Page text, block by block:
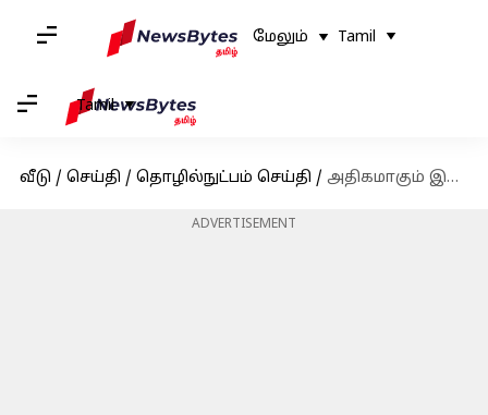
மேலும் Tamil
Tamil
வீடு / செய்தி / தொழில்நுட்பம் செய்தி / அதிகமாகும் இணையத்தள மோசடி - பாதுகாப்பாக இருப்பது எப்படி?
ADVERTISEMENT